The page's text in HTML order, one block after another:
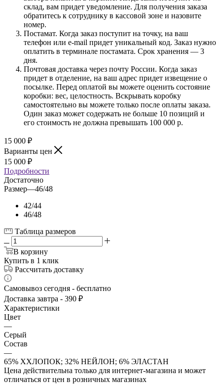
склад, вам придет уведомление. Для получения заказа
обратитесь к сотруднику в кассовой зоне и назовите
номер.
Постамат. Когда заказ поступит на точку, на ваш
телефон или e-mail придет уникальный код. Заказ нужно
оплатить в терминале постамата. Срок хранения — 3
дня.
Почтовая доставка через почту России. Когда заказ
придет в отделение, на ваш адрес придет извещение о
посылке. Перед оплатой вы можете оценить состояние
коробки: вес, целостность. Вскрывать коробку
самостоятельно вы можете только после оплаты заказа.
Один заказ может содержать не больше 10 позиций и
его стоимость не должна превышать 100 000 р.
15 000 ₽
Варианты цен
15 000 ₽
Подробности
Достаточно
Размер—46/48
42/44
46/48
Таблица размеров
В корзину
Купить в 1 клик
Рассчитать доставку
Самовывоз сегодня - бесплатно
Доставка завтра - 390 ₽
Характеристики
Цвет
—
Серый
Состав
—
65% ХХЛОПОК; 32% НЕЙЛОН; 6% ЭЛАСТАН
Цена действительна только для интернет-магазина и может
отличаться от цен в розничных магазинах